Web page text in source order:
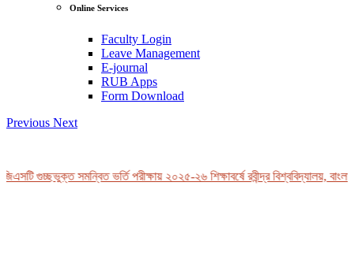
Online Services
Faculty Login
Leave Management
E-journal
RUB Apps
Form Download
Previous Next
গুচ্ছভুক্ত সমন্বিত ভর্তি পরীক্ষায় ২০২৫-২৬ শিক্ষাবর্ষে রবীন্দ্র বিশ্ববিদ্যালয়,